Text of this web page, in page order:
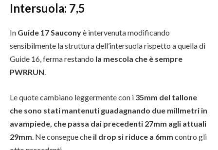
Intersuola: 7,5
In Guide 17 Sauconyè intervenuta modificando
sensibilmente la struttura dell’intersuola rispetto a quella di
Guide 16, ferma restando la mescola che è sempre
PWRRUN.
Le quote cambiano leggermente con i 35mm del tallone
che sono stati mantenuti guadagnando due millmetri in
avampiede, che passa dai precedenti 27mm agli attuali
29mm . Ne consegue che il drop si riduce a 6mm contro gli